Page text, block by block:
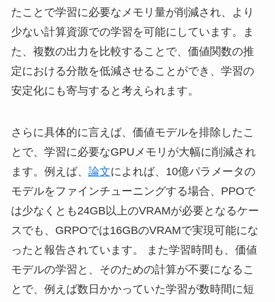
たことで学習に必要なメモリ量が削減され、より
少ない計算資源での学習を可能にしています。ま
た、複数の出力を比較することで、価値関数の推
定における分散を低減させることができ、学習の
安定化にも寄与すると考えられます。
さらに具体的に言えば、価値モデルを排除したこ
とで、学習に必要なGPUメモリが大幅に削減され
ます。例えば、 論文によれば、10億パラメータの
モデルをファインチューニングする場合、PPOで
は少なくとも24GB以上のVRAMが必要となるケー
スでも、GRPOでは16GBのVRAMで実現可能にな
ったと報告されています。 また学習時間も、価値
モデルの学習と、そのための計算が不要になるこ
とで、例えば数日かかっていた学習が数時間に短